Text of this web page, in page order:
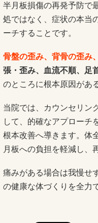
半月板損傷の再発予防で
処ではなく、症状の本当
ーチすることです。
骨盤の歪み、背骨の歪み
張・歪み、血流不順、足
のところに根本原因があ
当院では、カウンセリン
して、的確なアプローチ
根本改善へ導きます。体
月板への負担を軽減し、
痛みがある場合は我慢せ
の健康な体づくりを全力